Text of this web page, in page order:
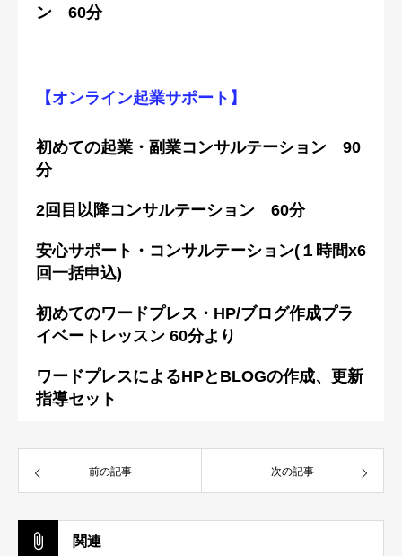
ン 60分
【オンライン起業サポート】
初めての起業・副業コンサルテーション 90
分
2回目以降コンサルテーション 60分
安心サポート・コンサルテーション(１時間x6
回一括申込)
初めてのワードプレス・HP/ブログ作成プラ
イベートレッスン 60分より
ワードプレスによるHPとBLOGの作成、更新
指導セット
前の記事 次の記事
関連